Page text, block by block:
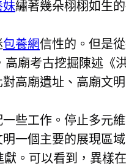
妹繡著幾朵栩栩如生
包養網信性的。但是
高廟考古挖掘陳述《
對高廟遺址、高廟文
些工作。停止多元
一個主要的展現區
。可以看到，異樣